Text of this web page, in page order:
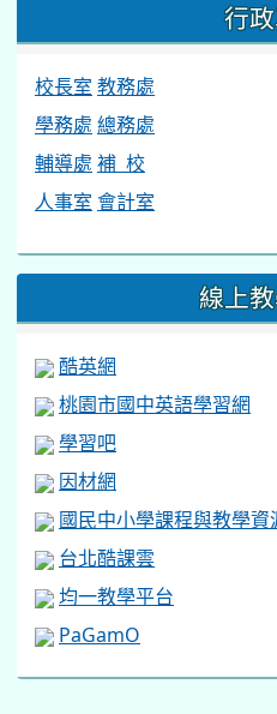
行
校長室 教務處
學務處 總務處
輔導處 補 校
人事室 會計室
線上
酷英網
桃園市國中英語學習網
學習吧
因材網
國民中小學課程與教學資
台北酷課雲
均一教學平台
PaGamO